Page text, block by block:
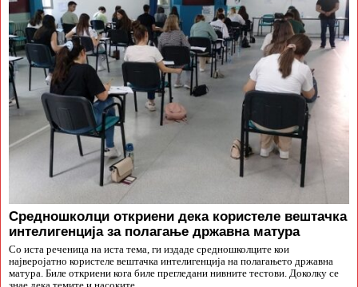
Средношколци откриени дека користеле вештачка
интелигенција за полагање државна матура
Со иста реченица на иста тема, ги издаде средношколците кои
најверојатно користеле вештачка интелигенција на полагањето државна
матура. Биле откриени кога биле прегледани нивните тестови. Доколку се